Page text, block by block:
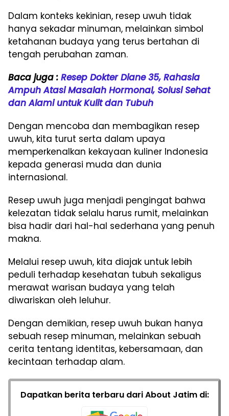
Dalam konteks kekinian, resep uwuh tidak
hanya sekadar minuman, melainkan simbol
ketahanan budaya yang terus bertahan di
tengah perubahan zaman.
Baca juga : Resep Dokter Diane 35, Rahasia
Ampuh Atasi Masalah Hormonal, Solusi Sehat
dan Alami untuk Kulit dan Tubuh
Dengan mencoba dan membagikan resep
uwuh, kita turut serta dalam upaya
memperkenalkan kekayaan kuliner Indonesia
kepada generasi muda dan dunia
internasional.
Resep uwuh juga menjadi pengingat bahwa
kelezatan tidak selalu harus rumit, melainkan
bisa hadir dari hal-hal sederhana yang penuh
makna.
Melalui resep uwuh, kita diajak untuk lebih
peduli terhadap kesehatan tubuh sekaligus
merawat warisan budaya yang telah
diwariskan oleh leluhur.
Dengan demikian, resep uwuh bukan hanya
sebuah resep minuman, melainkan sebuah
cerita tentang identitas, kebersamaan, dan
kecintaan terhadap alam.
Dapatkan berita terbaru dari About Jatim di: